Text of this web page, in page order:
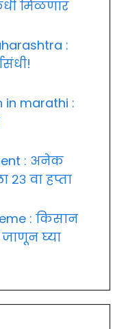
मिळणार
:
in marathi :
: अनेक
२३ वा हप्ता
: किसान
जाणून घ्या